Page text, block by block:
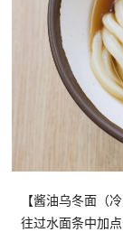
【酱油乌冬面（
往过水面条中加